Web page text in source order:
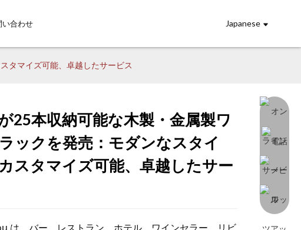
い合わせ Japanese
タマイズ可能、卓越したサービス
Loading...
Loading... Loading...
Loading...
25本収納可能な木製・金属製ワ
ックを発売：モダンなスタイ
スタマイズ可能、卓越したサー